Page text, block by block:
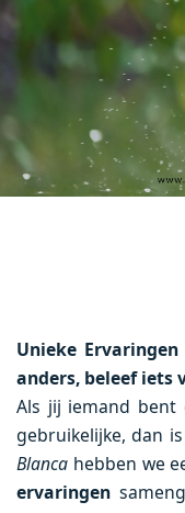
Unieke
anders, beleef iets
Als jij iemand
gebruikelijke, dan
Blanca hebben we
ervaringen